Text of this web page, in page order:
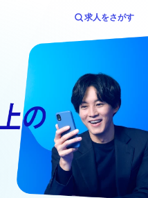
求人をさがす